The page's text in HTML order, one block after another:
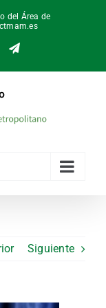
del Área de
Telegram
Siguiente